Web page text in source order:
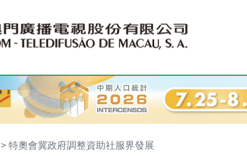
> 特奧會冀政府調整資助社服界發展